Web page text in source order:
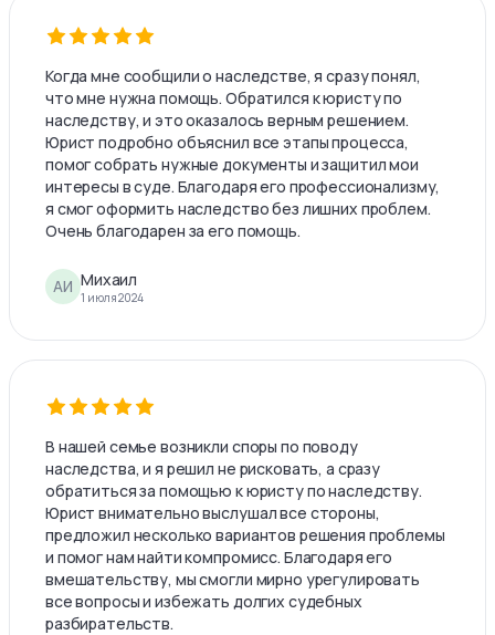
Когда мне сообщили о наследстве, я сразу понял,
что мне нужна помощь. Обратился к юристу по
наследству, и это оказалось верным решением.
Юрист подробно объяснил все этапы процесса,
помог собрать нужные документы и защитил мои
интересы в суде. Благодаря его профессионализму,
я смог оформить наследство без лишних проблем.
Очень благодарен за его помощь.
АИ Михаил
1 июля 2024
В нашей семье возникли споры по поводу
наследства, и я решил не рисковать, а сразу
обратиться за помощью к юристу по наследству.
Юрист внимательно выслушал все стороны,
предложил несколько вариантов решения проблемы
и помог нам найти компромисс. Благодаря его
вмешательству, мы смогли мирно урегулировать
все вопросы и избежать долгих судебных
разбирательств.